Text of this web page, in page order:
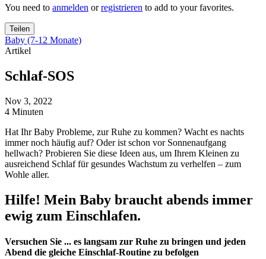
You need to anmelden orregistrieren to add to your favorites.
Teilen
Baby (7-12 Monate)
Artikel
Schlaf-SOS
Nov 3, 2022
4 Minuten
Hat Ihr Baby Probleme, zur Ruhe zu kommen? Wacht es nachts
immer noch häufig auf? Oder ist schon vor Sonnenaufgang
hellwach? Probieren Sie diese Ideen aus, um Ihrem Kleinen zu
ausreichend Schlaf für gesundes Wachstum zu verhelfen – zum
Wohle aller.
Hilfe! Mein Baby braucht abends immer
ewig zum Einschlafen.
Versuchen Sie ... es langsam zur Ruhe zu bringen und jeden
Abend die gleiche Einschlaf-Routine zu befolgen